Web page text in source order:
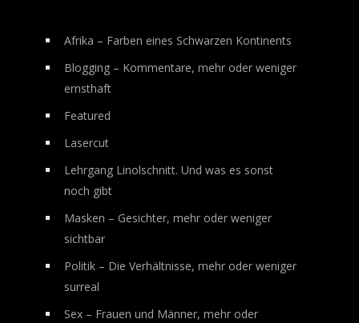
Afrika – Farben eines Schwarzen Kontinents
Blogging – Kommentare, mehr oder weniger
ernsthaft
Featured
Lasercut
Lehrgang Linolschnitt. Und was es sonst
noch gibt
Masken – Gesichter, mehr oder weniger
sichtbar
Politik – Die Verhältnisse, mehr oder weniger
surreal
Sex – Frauen und Männer, mehr oder